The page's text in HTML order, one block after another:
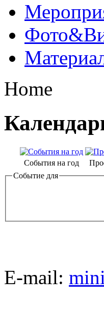
Home
События на год
Событие для
E-mail: